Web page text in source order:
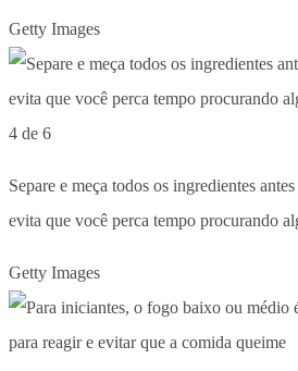
Getty Images
4 de 6
Separe e meça todos os ingredientes
evita que você perca tempo procurando
Getty Images